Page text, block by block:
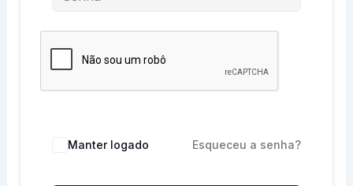
Manter logado Esqueceu a senha?